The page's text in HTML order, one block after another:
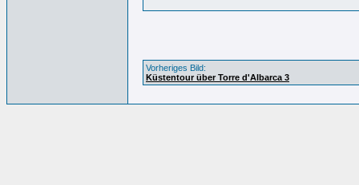
Vorheriges Bild:
Küstentour über Torre d'Albarca 3